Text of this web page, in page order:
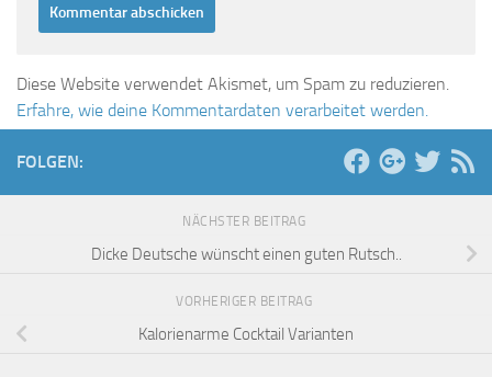
Diese Website verwendet Akismet, um Spam zu reduzieren.
Erfahre, wie deine Kommentardaten verarbeitet werden.
FOLGEN:
NÄCHSTER BEITRAG
Dicke Deutsche wünscht einen guten Rutsch..
VORHERIGER BEITRAG
Kalorienarme Cocktail Varianten